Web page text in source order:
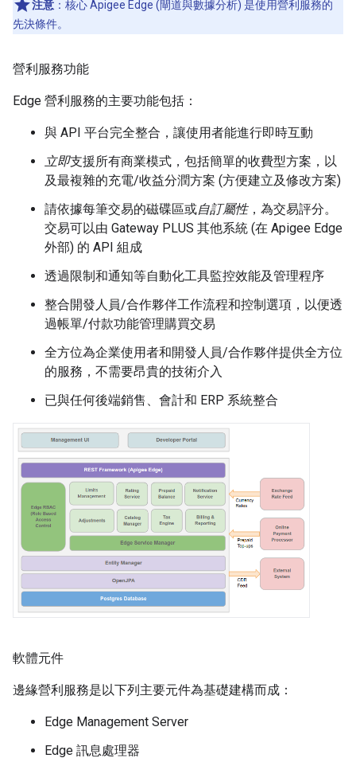
注意 ：核心 Apigee Edge (閘道與數據分析) 是使用營利服務的
先決條件。
營利服務功能
Edge 營利服務的主要功能包括：
與 API 平台完全整合，讓使用者能進行即時互動
立即支援所有商業模式，包括簡單的收費型方案，以
及最複雜的充電/收益分潤方案 (方便建立及修改方案)
請依據每筆交易的磁碟區或自訂屬性，為交易評分。
交易可以由 Gateway PLUS 其他系統 (在 Apigee Edge
外部) 的 API 組成
透過限制和通知等自動化工具監控效能及管理程序
整合開發人員/合作夥伴工作流程和控制選項，以便透
過帳單/付款功能管理購買交易
全方位為企業使用者和開發人員/合作夥伴提供全方位
的服務，不需要昂貴的技術介入
已與任何後端銷售、會計和 ERP 系統整合
軟體元件
邊緣營利服務是以下列主要元件為基礎建構而成：
Edge Management Server
Edge 訊息處理器